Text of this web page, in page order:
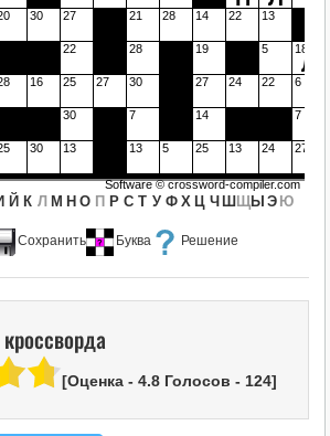
Сохранить Буква Решение
30 27 21 28 14 22 13
22 28 19 5 18
Л
16 25 27 30 27 24 22 6
30 7 14 7
30 13 13 5 25 13 24 27
Й К Л М Н О П Р С Т У Ф Х Ц Ч Ш ЩЫ Э Ю
Software ©crossword-compiler.com
[Оценка - 4.8Голосов - 124]